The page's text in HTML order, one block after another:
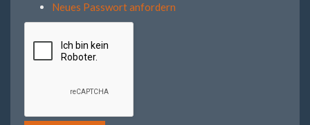
Neues Passwort anfordern